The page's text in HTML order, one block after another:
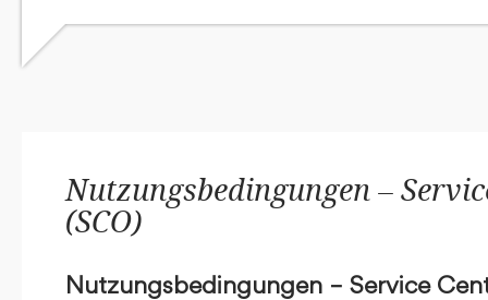
Nutzungsbedingungen –
(SCO)
Nutzungsbedingungen – Service